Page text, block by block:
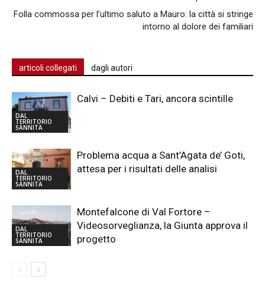
Folla commossa per l’ultimo saluto a Mauro: la città si stringe
intorno al dolore dei familiari
articoli collegati dagli autori
DAL
TERRITORIO
SANNITA
Calvi – Debiti e Tari, ancora scintille
DAL
TERRITORIO
SANNITA
Problema acqua a Sant’Agata de’ Goti,
attesa per i risultati delle analisi
DAL
TERRITORIO
SANNITA
Montefalcone di Val Fortore –
Videosorveglianza, la Giunta approva il
progetto